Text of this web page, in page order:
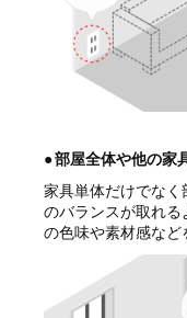
●部屋全体や他の家
家具単体だけでなく
のバランスが取れ
の色味や素材感など